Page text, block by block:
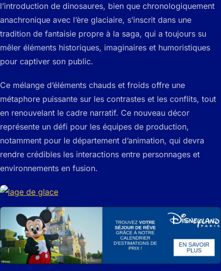
l’introduction de dinosaures, bien que chronologiquement
anachronique avec l’ère glaciaire, s’inscrit dans une
tradition de fantaisie propre à la saga, qui a toujours su
mêler éléments historiques, imaginaires et humoristiques
pour captiver son public.
Ce mélange d’éléments chauds et froids offre une
métaphore puissante sur les contrastes et les conflits, tout
en renouvelant le cadre narratif. Ce nouveau décor
représente un défi pour les équipes de production,
notamment pour le département d’animation, qui devra
rendre crédibles les interactions entre personnages et
environnements en fusion.